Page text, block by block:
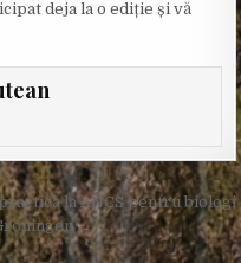
deja la o ediție și vă
la ANCS pentru biologi
→